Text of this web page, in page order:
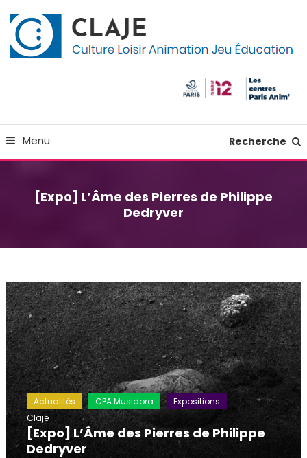
To
Content
Menu Recherche
[Expo] L’Âme des Pierres de Philippe
Dedryver
Actualités CPA Musidora
Expositions
Claje
[Expo] L’Âme des Pierres de Philippe
Dedryver